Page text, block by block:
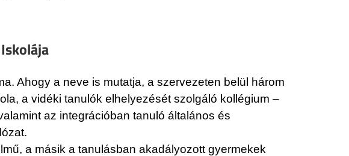
Ahogy a neve is mutatja, a szervezeten belül három
a vidéki tanulók elhelyezését szolgáló kollégium –
az integrációban tanuló általános és
a másik a tanulásban akadályozott gyermekek